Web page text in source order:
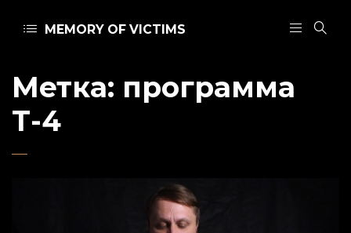
MEMORY OF VICTIMS
Метка: программа
Т-4